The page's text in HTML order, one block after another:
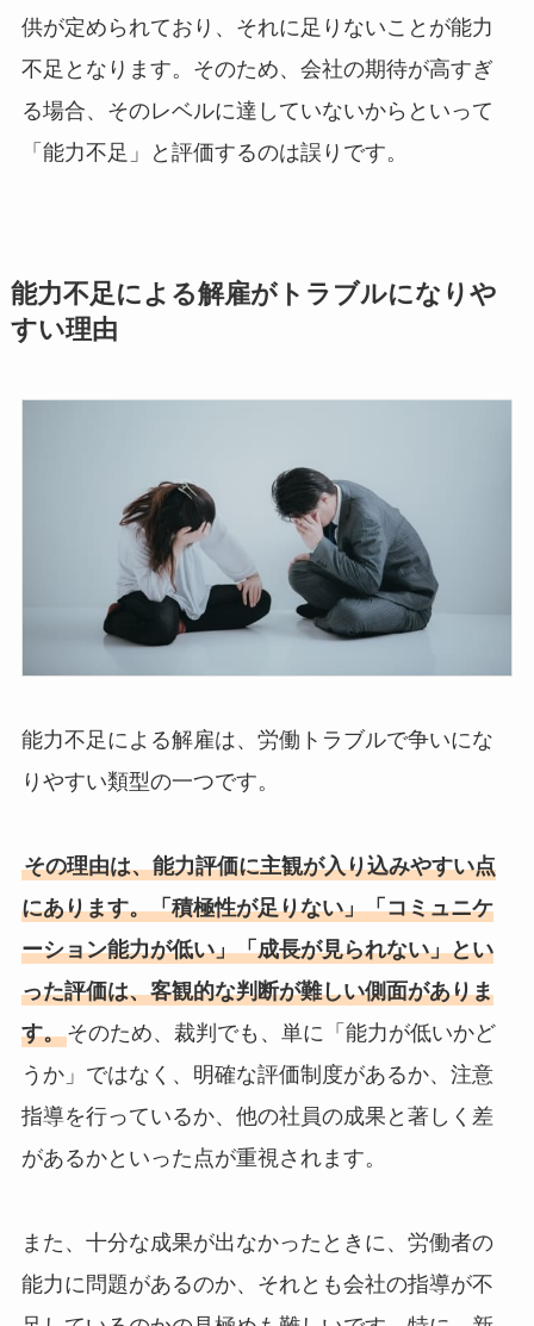
供が定められており、それに足りないことが能力
不足となります。そのため、会社の期待が高すぎ
る場合、そのレベルに達していないからといって
「能力不足」と評価するのは誤りです。
能力不足による解雇がトラブルになりや
すい理由
能力不足による解雇は、労働トラブルで争いにな
りやすい類型の一つです。
その理由は、能力評価に主観が入り込みやすい点
にあります。「積極性が足りない」「コミュニケ
ーション能力が低い」「成長が見られない」とい
った評価は、客観的な判断が難しい側面がありま
す。そのため、裁判でも、単に「能力が低いかど
うか」ではなく、明確な評価制度があるか、注意
指導を行っているか、他の社員の成果と著しく差
があるかといった点が重視されます。
また、十分な成果が出なかったときに、労働者の
能力に問題があるのか、それとも会社の指導が不